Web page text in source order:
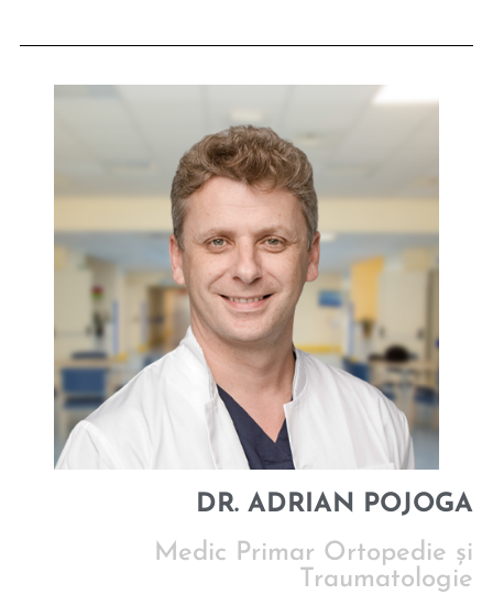
DR. ADRIAN POJOGA
Medic Primar Ortopedie și
Traumatologie